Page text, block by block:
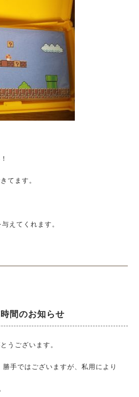
てます。
えてくれます。
間のお知らせ
うございます。
手ではございますが、私用により